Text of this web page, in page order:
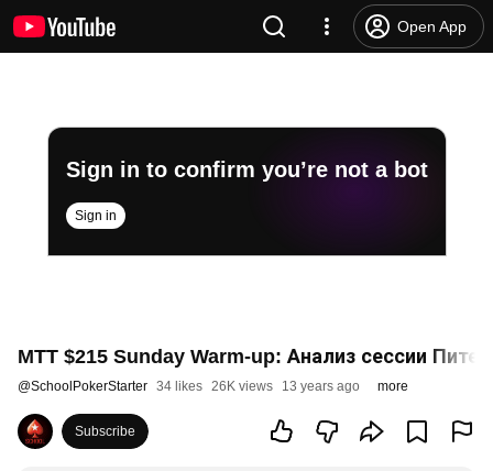
Open App
Sign in to confirm you’re not a bot
Sign in
MTT $215 Sunday Warm-up: Анализ сессии
@SchoolPokerStarter 34 likes 26K views 13 years ago more
Subscribe